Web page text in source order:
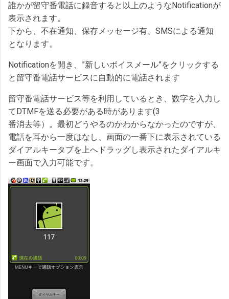
誰かが留守番電話に録音すると以上のようなNotificationが
表示されます。
下から、不在通知、保存メッセージ有、SMSによる通知
となります。
Notificationを開き、”新しいボイスメール”をクリックする
と留守番電話サービスに自動的に電話されます
留守番電話サービス等を利用しているとき、数字を入力し
てDTMFを送る必要がある時があります(3
番消去等）。最初どうやるのかわからなかったのですが、
電話を耳から一度はなし、画面の一番下に表示されている
ダイアルキータブを上へドラッグし表示されたダイアルキ
ー画面で入力可能です。